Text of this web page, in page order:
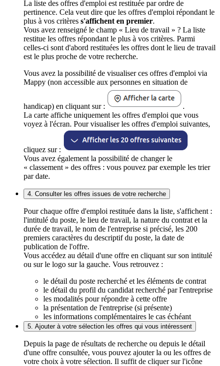
La liste des offres d'emploi est restituée par ordre de
pertinence. Cela veut dire que les offres d'emploi répondant le
plus à vos critères s'affichent en premier.
Vous avez renseigné le champ « Lieu de travail » ? La liste
restitue les offres répondant le plus à vos critères. Parmi
celles-ci sont d'abord restituées les offres dont le lieu de travail
est le plus proche de votre recherche.
Vous avez la possibilité de visualiser ces offres d'emploi via
Mappy (non accessible aux personnes en situation de
handicap) en cliquant sur :
.
La carte affiche uniquement les offres d'emploi que vous
voyez à l'écran. Pour visualiser les offres d'emploi suivantes,
cliquez sur :
Vous avez également la possibilité de changer le
« classement » des offres : vous pouvez par exemple les trier
par date.
4. Consulter les offres issues de votre recherche
Pour chaque offre d'emploi restituée dans la liste, s'affichent :
l'intitulé du poste, le lieu de travail, la nature du contrat et la
durée de travail, le nom de l'entreprise si précisé, les 200
premiers caractères du descriptif du poste, la date de
publication de l'offre.
Vous accédez au détail d'une offre en cliquant sur son intitulé
ou sur le logo sur la gauche. Vous retrouvez :
le détail du poste recherché et les éléments de contrat
le détail du profil du candidat recherché par l'entreprise
les modalités pour répondre à cette offre
la présentation de l'entreprise (si présente)
les informations complémentaires le cas échéant
5. Ajouter à votre sélection les offres qui vous intéressent
Depuis la page de résultats de recherche ou depuis le détail
d'une offre consultée, vous pouvez ajouter la ou les offres de
votre choix à votre sélection. Il suffit de cliquer sur l'icône